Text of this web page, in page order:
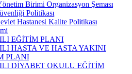
Birimi Organizasyon Şeması
Politikası
Hastanesi Kalite Politikası
EĞİTİM PLANI
HASTA VE HASTA YAKINI
PLANI
DİYABET OKULU EĞİTİM